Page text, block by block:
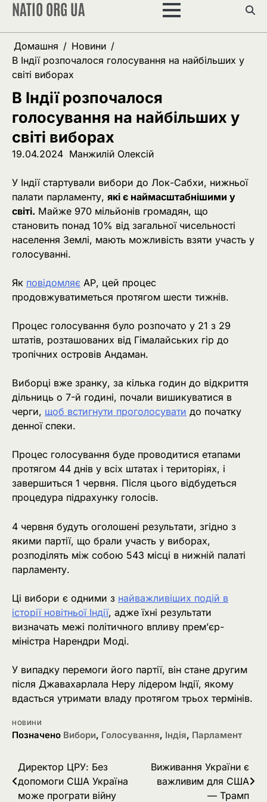
Перейти
вмісту
NATIO ORG UA
Домашня
Новини
В Індії розпочалося голосування на найбільших у
світі виборах
В Індії розпочалося
голосування на найбільших у
світі виборах
19.04.2024 Манжилій Олексій
У Індії стартували вибори до Лок-Сабхи, нижньої
палати парламенту, які є наймасштабнішими у
світі. Майже 970 мільйонів громадян, що
становить понад 10% від загальної чисельності
населення Землі, мають можливість взяти участь у
голосуванні.
Як повідомляє АР, цей процес
продовжуватиметься протягом шести тижнів.
Процес голосування було розпочато у 21 з 29
штатів, розташованих від Гімалайських гір до
тропічних островів Андаман.
Виборці вже зранку, за кілька годин до відкриття
дільниць о 7-й годині, почали вишикуватися в
черги, щоб встигнути проголосувати до початку
денної спеки.
Процес голосування буде проводитися етапами
протягом 44 днів у всіх штатах і територіях, і
завершиться 1 червня. Після цього відбудеться
процедура підрахунку голосів.
4 червня будуть оголошені результати, згідно з
якими партії, що брали участь у виборах,
розподілять між собою 543 місці в нижній палаті
парламенту.
Ці вибори є одними з найважливіших подій в
історії новітньої Індії, адже їхні результати
визначать межі політичного впливу прем’єр-
міністра Нарендри Моді.
У випадку перемоги його партії, він стане другим
після Джавахарлала Неру лідером Індії, якому
вдасться утримати владу протягом трьох термінів.
НОВИНИ
Позначено Вибори, Голосування, Індія, Парламент
Навігація
записів
Директор ЦРУ: Без
допомоги США Україна
може програти війну
Виживання України є
важливим для США
— Трамп